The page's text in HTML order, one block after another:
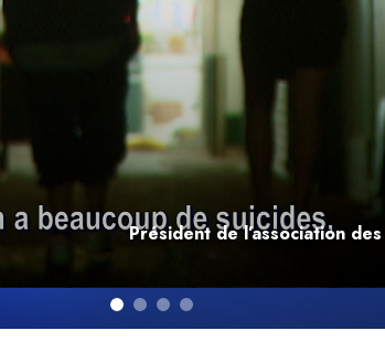
Président de l’association